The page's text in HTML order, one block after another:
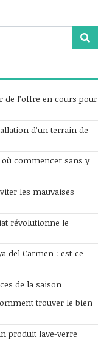
de l’offre en cours pour
d’un terrain de
commencer sans y
les mauvaises
révolutionne le
del Carmen : est-ce
de la saison
trouver le bien
produit lave-verre